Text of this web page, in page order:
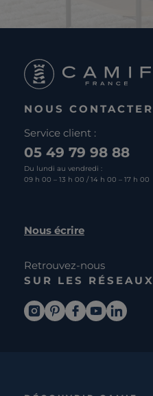
NOUS CONTACTER
Service client :
05 49 79 98 88
Du lundi au vendredi :
09 h 00 – 13 h 00 / 14 h 00 – 17 h 00
Nous écrire
Retrouvez-nous
SUR LES RÉSEAUX